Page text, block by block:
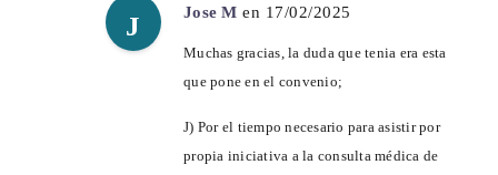
J Jose M en 17/02/2025
Muchas gracias, la duda que tenia era esta
que pone en el convenio;
J) Por el tiempo necesario para asistir por
propia iniciativa a la consulta médica de